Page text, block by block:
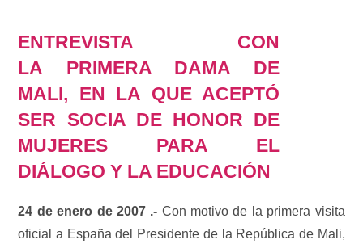
ENTREVISTA CON
LA PRIMERA DAMA DE
MALI, EN LA QUE ACEPTÓ
SER SOCIA DE HONOR DE
MUJERES PARA EL
DIÁLOGO Y LA EDUCACIÓN
24 de enero de 2007 .- Con motivo de la primera visita
oficial a España del Presidente de la República de Mali,